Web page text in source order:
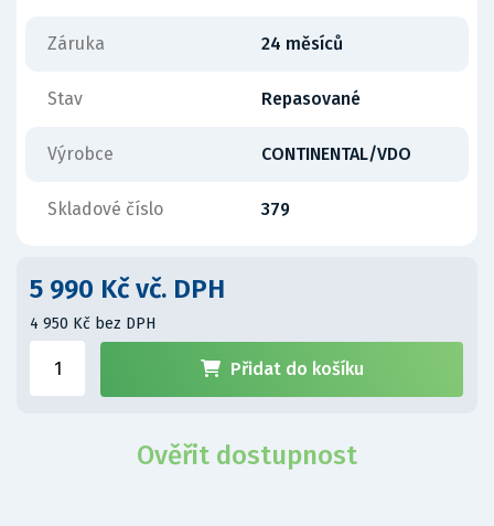
Záruka 24 měsíců
Stav Repasované
Výrobce CONTINENTAL/VDO
Skladové číslo 379
5 990 Kč vč. DPH
4 950 Kč bez DPH
Přidat do košíku
Ověřit dostupnost